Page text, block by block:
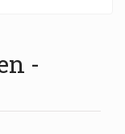
-